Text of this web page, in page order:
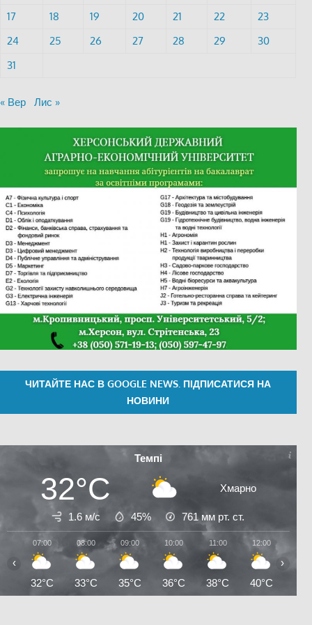
17
18 19 20 21 22
23
24
25 26 27 28 29
30
31
« Вер Лис »
ЧИТАЙТЕ НАС В GOOGLE NEWS. ПІДПИСАТИСЯ НА
НОВИНИ
Темпі
32°C Хмарно
1.6 м/с 45% 761 мм рт. ст.
07:00
32°C
08:00
33°C
09:00
35°C
10:00
36°C
11:00
38°C
12:00
40°C
‹ ›